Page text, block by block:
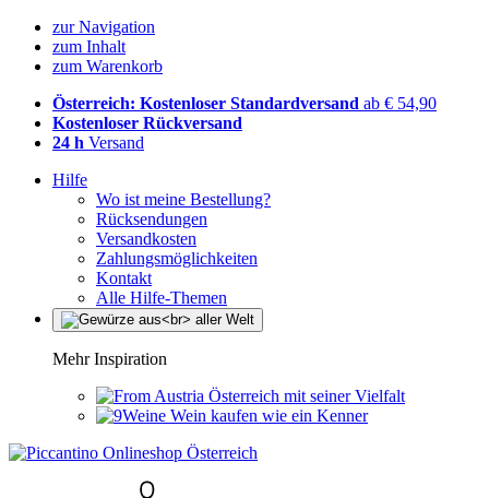
zur Navigation
zum Inhalt
zum Warenkorb
Österreich: Kostenloser Standardversand ab € 54,90
Kostenloser Rückversand
24 h Versand
Hilfe
Wo ist meine Bestellung?
Rücksendungen
Versandkosten
Zahlungsmöglichkeiten
Kontakt
Alle Hilfe-Themen
Mehr Inspiration
Österreich mit seiner Vielfalt
Wein kaufen wie ein Kenner